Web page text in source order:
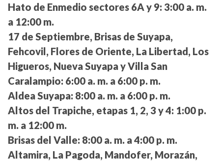
Hato de Enmedio sectores 6A y 9: 3:00 a. m.
a 12:00 m.
17 de Septiembre, Brisas de Suyapa,
Fehcovil, Flores de Oriente, La Libertad, Los
Higueros, Nueva Suyapa y Villa San
Caralampio: 6:00 a. m. a 6:00 p. m.
Aldea Suyapa: 8:00 a. m. a 6:00 p. m.
Altos del Trapiche, etapas 1, 2, 3 y 4: 1:00 p.
m. a 12:00 m.
Brisas del Valle: 8:00 a. m. a 4:00 p. m.
Altamira, La Pagoda, Mandofer, Morazán,